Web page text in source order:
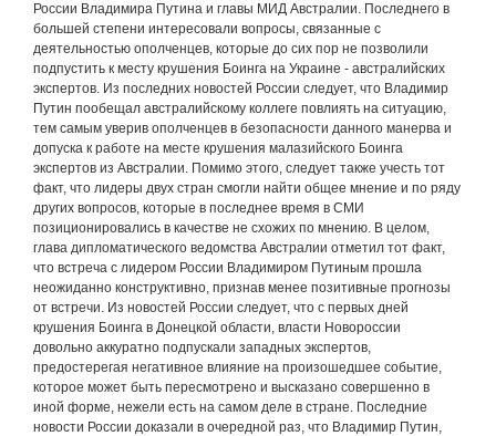
России Владимира Путина и главы МИД Австралии. Последнего в
большей степени интересовали вопросы, связанные с
деятельностью ополченцев, которые до сих пор не позволили
подпустить к месту крушения Боинга на Украине - австралийских
экспертов. Из последних новостей России следует, что Владимир
Путин пообещал австралийскому коллеге повлиять на ситуацию,
тем самым уверив ополченцев в безопасности данного манерва и
допуска к работе на месте крушения малазийского Боинга
экспертов из Австралии. Помимо этого, следует также учесть тот
факт, что лидеры двух стран смогли найти общее мнение и по ряду
других вопросов, которые в последнее время в СМИ
позиционировались в качестве не схожих по мнению. В целом,
глава дипломатического ведомства Австралии отметил тот факт,
что встреча с лидером России Владимиром Путиным прошла
неожиданно конструктивно, признав менее позитивные прогнозы
от встречи. Из новостей России следует, что с первых дней
крушения Боинга в Донецкой области, власти Новороссии
довольно аккуратно подпускали западных экспертов,
предостерегая негативное влияние на произошедшее событие,
которое может быть пересмотрено и высказано совершенно в
иной форме, нежели есть на самом деле в стране. Последние
новости России доказали в очередной раз, что Владимир Путин,